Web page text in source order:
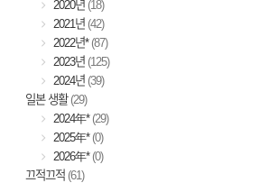
2020년 (18)
2021년 (42)
2022년* (87)
2023년 (125)
2024년 (39)
일본 생활 (29)
2024年* (29)
2025年* (0)
2026年* (0)
끄적끄적 (61)